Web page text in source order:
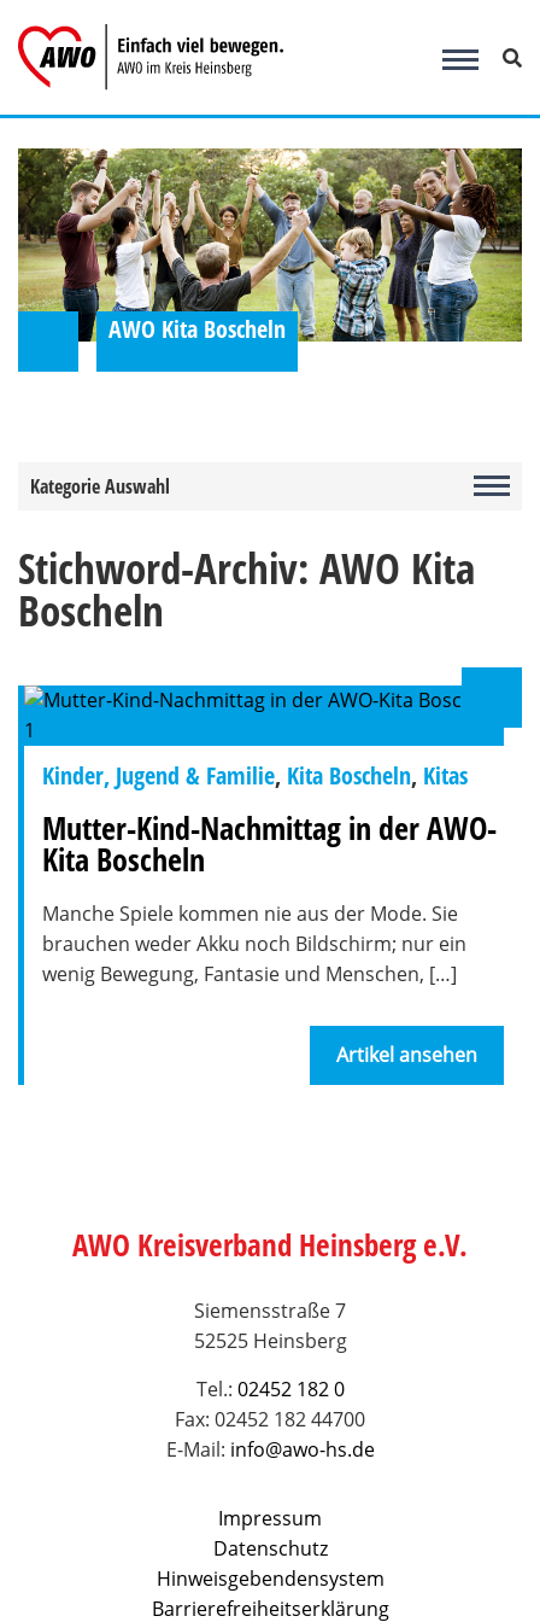
Inhalt
springen
AWO Kita Boscheln
Kategorie Auswahl
Stichword-Archiv: AWO Kita
Boscheln
Kinder, Jugend & Familie, Kita Boscheln, Kitas
Mutter-Kind-Nachmittag in der AWO-
Kita Boscheln
Manche Spiele kommen nie aus der Mode. Sie
brauchen weder Akku noch Bildschirm; nur ein
wenig Bewegung, Fantasie und Menschen, […]
Artikel ansehen
AWO Kreisverband Heinsberg e.V.
Siemensstraße 7
52525 Heinsberg
Tel.: 02452 182 0
Fax: 02452 182 44700
E-Mail: info@awo-hs.de
Impressum
Datenschutz
Hinweisgebendensystem
Barrierefreiheitserklärung